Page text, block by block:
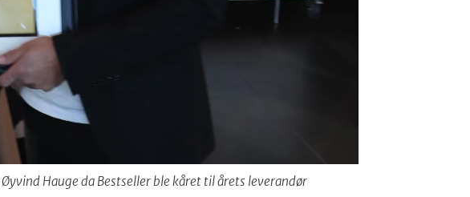
Hauge da Bestseller ble kåret til årets leverandør